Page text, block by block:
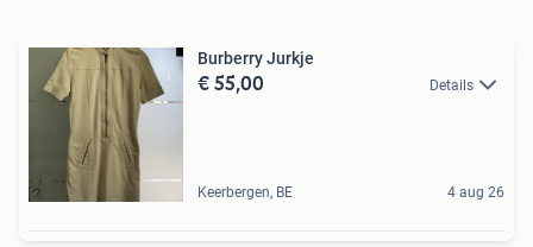
Burberry Jurkje
€ 55,00 Details
Keerbergen, BE 4 aug 26